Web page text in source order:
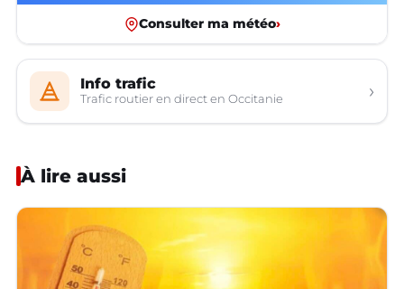
Consulter ma météo›
Info trafic
Trafic routier en direct en Occitanie ›
À lire aussi